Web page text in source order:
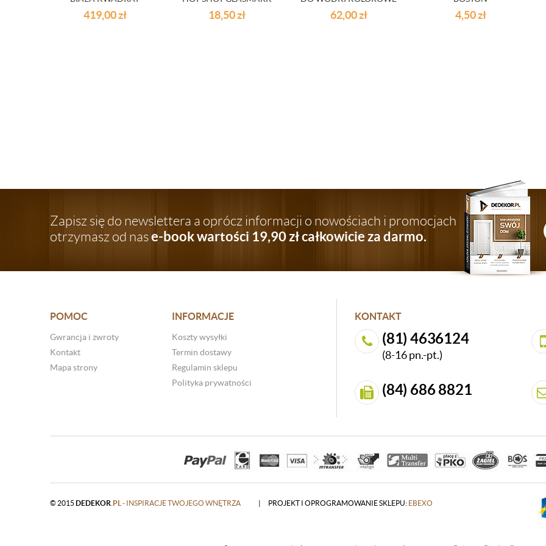
419,00zł
57G0083
18,50zł
DNO 12SZT.
62,00zł 4,50zł
Zapisz się do newslettera a oprócz informacji o nowościach i promocjach
otrzymasz od nase-book wartości 19,90 zł całkowicie za darmo.
POMOC
Gwrancja i zwroty
Kontakt
Mapa strony
INFORMACJE
Koszty wysyłki
Termin dostawy
Regulamin sklepu
Polityka prywatności
KONTAKT
(81) 4636124
(8-16 pn.-pt.)
(84) 686 8821
© 2015 DEDEKOR .PL - INSPIRACJE TWOJEGO WNĘTRZA | PROJEKT I OPROGRAMOWANIE SKLEPU: EBEXO